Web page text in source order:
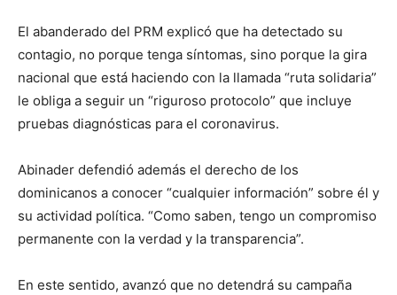
El abanderado del PRM explicó que ha detectado su
contagio, no porque tenga síntomas, sino porque la gira
nacional que está haciendo con la llamada “ruta solidaria”
le obliga a seguir un “riguroso protocolo” que incluye
pruebas diagnósticas para el coronavirus.
Abinader defendió además el derecho de los
dominicanos a conocer “cualquier información” sobre él y
su actividad política. “Como saben, tengo un compromiso
permanente con la verdad y la transparencia”.
En este sentido, avanzó que no detendrá su campaña